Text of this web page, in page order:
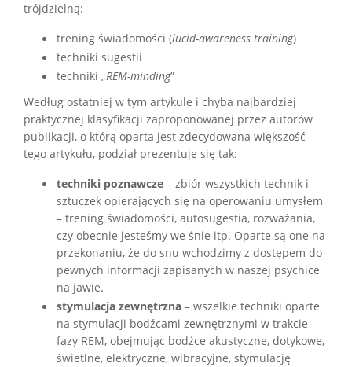
trójdzielną:
trening świadomości (lucid-awareness training)
techniki sugestii
techniki „REM-minding”
Według ostatniej w tym artykule i chyba najbardziej
praktycznej klasyfikacji zaproponowanej przez autorów
publikacji, o którą oparta jest zdecydowana większość
tego artykułu, podział prezentuje się tak:
techniki poznawcze – zbiór wszystkich technik i
sztuczek opierających się na operowaniu umysłem
– trening świadomości, autosugestia, rozważania,
czy obecnie jesteśmy we śnie itp. Oparte są one na
przekonaniu, że do snu wchodzimy z dostępem do
pewnych informacji zapisanych w naszej psychice
na jawie.
stymulacja zewnętrzna – wszelkie techniki oparte
na stymulacji bodźcami zewnętrznymi w trakcie
fazy REM, obejmując bodźce akustyczne, dotykowe,
świetlne, elektryczne, wibracyjne, stymulację